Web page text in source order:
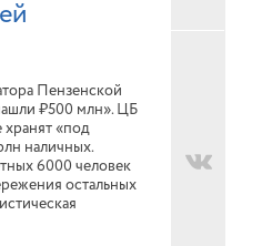
Пензенской
₽500 млн». ЦБ
хранят «под
наличных.
6000 человек
остальных